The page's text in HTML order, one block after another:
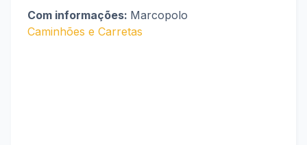
Com informações: Marcopolo
Caminhões e Carretas